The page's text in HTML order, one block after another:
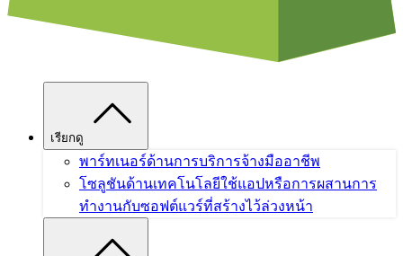
เรียกดู
พาร์ทเนอร์ด้านการบริการจ้างมืออาชีพ
โซลูชันด้านเทคโนโลยีใช้แอปหรือการผสานการ
ทำงานกับซอฟต์แวร์ที่สร้างไว้ล่วงหน้า